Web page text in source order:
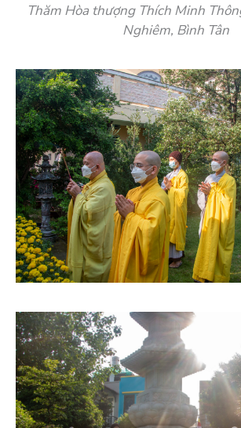
Thăm Hòa thượng Thích Minh
Nghiêm, Bình Tân